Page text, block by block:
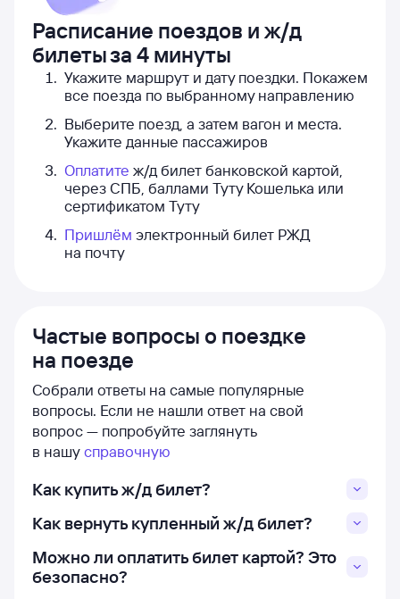
Расписание поездов и ж/д
билетыза 4 минуты
Укажите маршрут и дату поездки. Покажем
все поезда по выбранному направлению
Выберите поезд, а затем вагон и места.
Укажите данные пассажиров
Оплатите ж/д билет банковской картой,
через СПБ, баллами Туту Кошелька или
сертификатом Туту
Пришлём электронный билет РЖД
на почту
Частые вопросы о поездке
на поезде
Собрали ответы на самые популярные
вопросы. Если не нашли ответ на свой
вопрос — попробуйте заглянуть
в нашусправочную
Как купить ж/д билет?
Как вернуть купленный ж/д билет?
Можно ли оплатить билет картой? Это
безопасно?